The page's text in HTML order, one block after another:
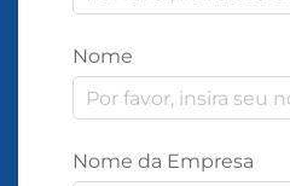
Nome
Nome da Empresa